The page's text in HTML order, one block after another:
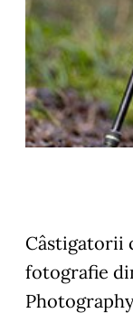
Câstigatorii
fotografie